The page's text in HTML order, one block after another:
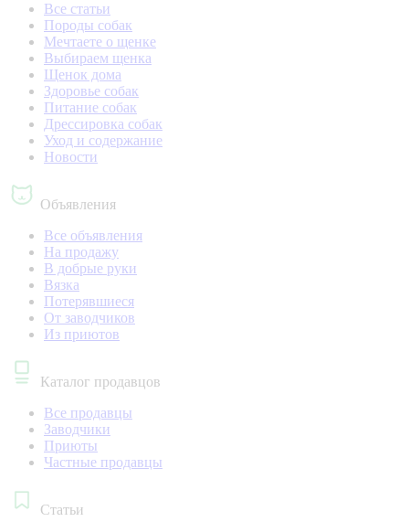
Все статьи
Породы собак
Мечтаете о щенке
Выбираем щенка
Щенок дома
Здоровье собак
Питание собак
Дрессировка собак
Уход и содержание
Новости
Объявления
Все объявления
На продажу
В добрые руки
Вязка
Потерявшиеся
От заводчиков
Из приютов
Каталог продавцов
Все продавцы
Заводчики
Приюты
Частные продавцы
Статьи